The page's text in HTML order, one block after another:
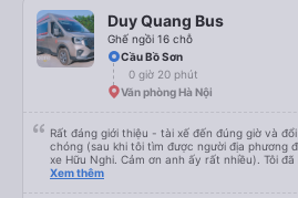
Duy Quang Bus
Ghế ngồi 16 chỗ
Cầu Bồ Sơn
0 giờ 20 phút
Văn phòng Hà Nội
Rất đáng giới thiệu - tài xế đến đúng giờ và
chóng (sau khi tôi tìm được người địa phương
xe Hữu Nghi. Cảm ơn anh ấy rất nhiều). Tôi
sao tài xế không đến đón tôi về Hà Nội, cuối
Xem thêm